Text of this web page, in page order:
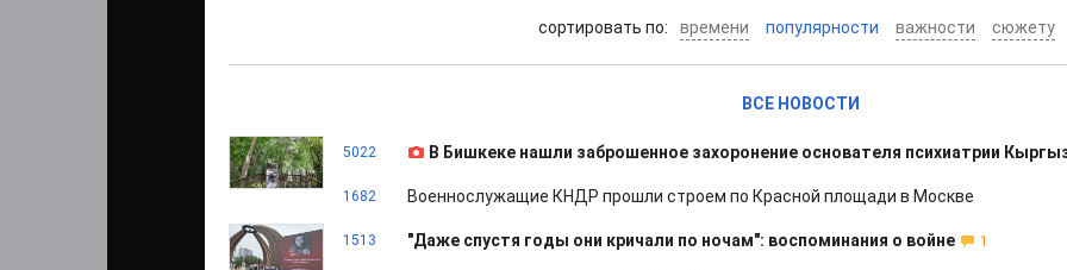
cортировать по: времени популярности важности сюжету
ВСЕ НОВОСТИ
5022 В Бишкеке нашли заброшенное захоронение основателя психиатрии
1682 Военнослужащие КНДР прошли строем по Красной площади в Москве
1513 "Даже спустя годы они кричали по ночам": воспоминания о войне 1